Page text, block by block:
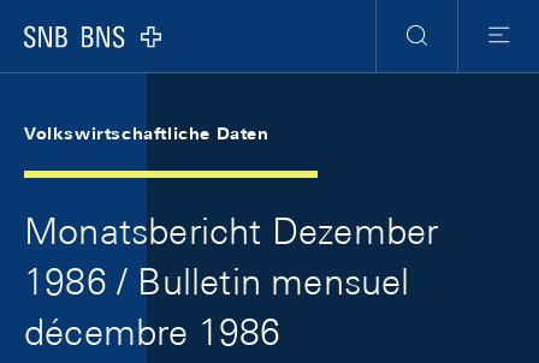
Logo
Suche
Menu
Volkswirtschaftliche Daten
Monatsbericht Dezember
1986 / Bulletin mensuel
décembre 1986